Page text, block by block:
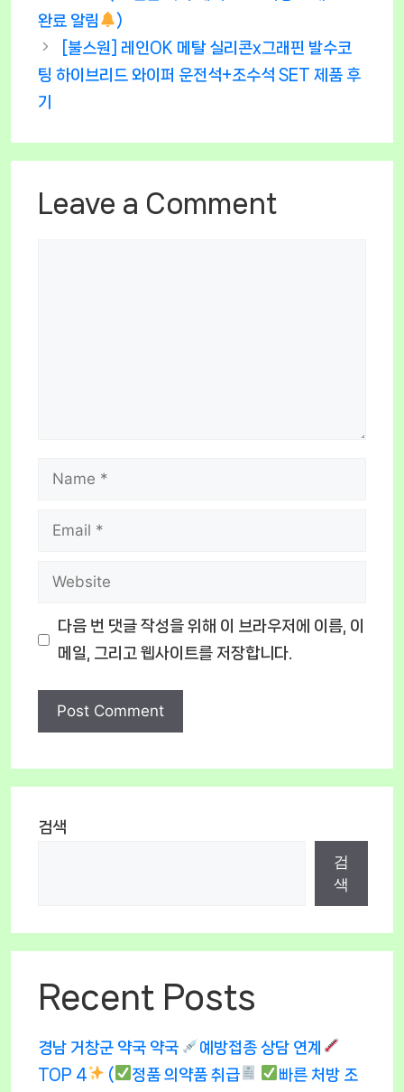
완료 알림
)
[불스원] 레인OK 메탈 실리콘x그래핀 발수코
팅 하이브리드 와이퍼 운전석+조수석 SET 제품 후
기
Leave a Comment
Name
Email
Website
다음 번 댓글 작성을 위해 이 브라우저에 이름, 이
메일, 그리고 웹사이트를 저장합니다.
검색
검
색
Recent Posts
경남 거창군 약국 약국
예방접종 상담 연계
TOP 4
( 정품 의약품 취급
빠른 처방 조